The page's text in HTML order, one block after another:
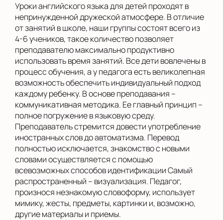
Уроки английского языка для детей проходят в
непринужденной дружеской атмосфере. В отличие
от занятий в школе, наши группы состоят всего из
4-6 учеников, такое количество позволяет
преподавателю максимально продуктивно
использовать время занятий. Все дети вовлечены в
процесс обучения, а у педагога есть великолепная
возможность обеспечить индивидуальный подход
каждому ребенку. В основе преподавания –
коммуникативная методика. Ее главный принцип –
полное погружение в языковую среду.
Преподаватель стремится довести употребление
иностранных слов до автоматизма. Перевод
полностью исключается, знакомство с новыми
словами осуществляется с помощью
всевозможных способов идентификации Самый
распространенный – визуализация. Педагог,
произнося незнакомую словоформу, использует
мимику, жесты, предметы, картинки и, возможно,
другие материалы и приемы.